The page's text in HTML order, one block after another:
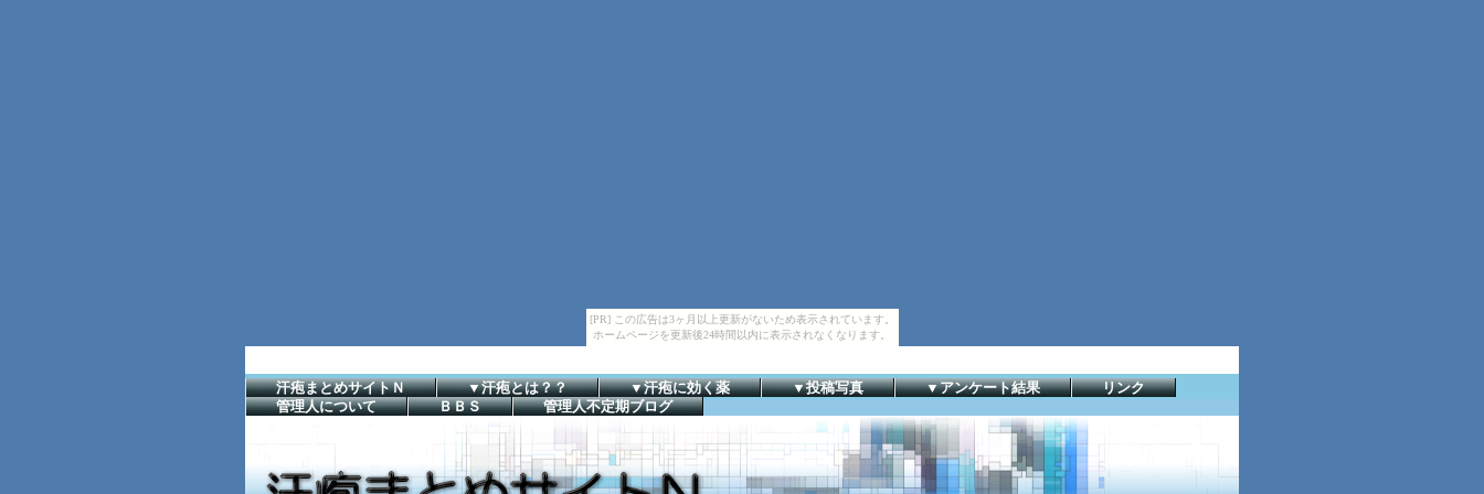
[PR] この広告は3ヶ月以上更新がないため表示されています。
ホームページを更新後24時間以内に表示されなくなります。
汗疱まとめサイトＮ ▼汗疱とは？？ ▼汗疱に効く薬 ▼投稿写真 ▼アンケート結果
リンク
管理人について
ＢＢＳ 管理人不定期ブログ